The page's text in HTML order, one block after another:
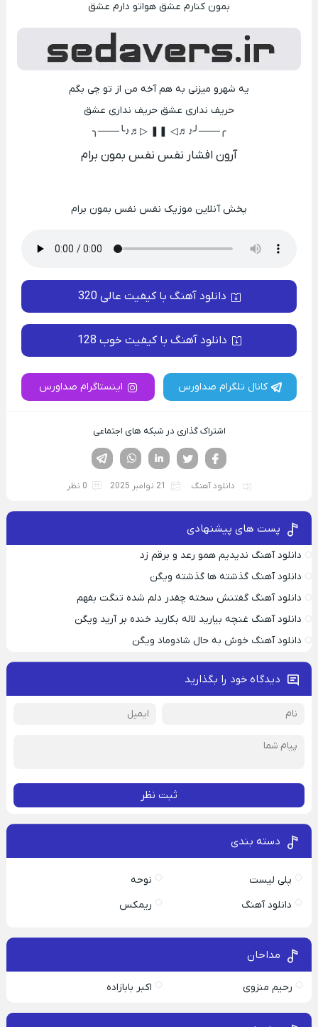
بمون کنارم عشق هواتو دارم عشق
یه شهرو میزنی به هم آخه من از تو چی بگم
حریف نداری عشق حریف نداری عشق
╭───╯♪♬◁ ❚❚ ▷♬♪╰───╮
آرون افشار نفس نفس بمون برام
پخش آنلاین موزیک نفس نفس بمون برام
دانلود آهنگ با کیفیت عالی 320
دانلود آهنگ با کیفیت خوب 128
کانال تلگرام صداورس اینستاگرام صداورس
اشتراک گذاری در شبکه های اجتماعی
لینکدین تویتر
فیسوک
دانلود آهنگ 21 نوامبر 2025 0 نظر
پست های پیشنهادی
دانلود آهنگ ندیدیم همو رعد و برقم زد
دانلود آهنگ گذشته ها گذشته ویگن
دانلود آهنگ گفتنش سخته چقدر دلم شده تنگت بفهم
دانلود آهنگ غنچه بیارید لاله بکارید خنده بر آرید ویگن
دانلود آهنگ خوش به حال شادوماد ویگن
دیدگاه خود را بگذارید
ثبت نظر
دسته بندی
پلی لیست
نوحه
دانلود آهنگ
ریمکس
مداحان
رحیم منزوی اکبر بابازاده